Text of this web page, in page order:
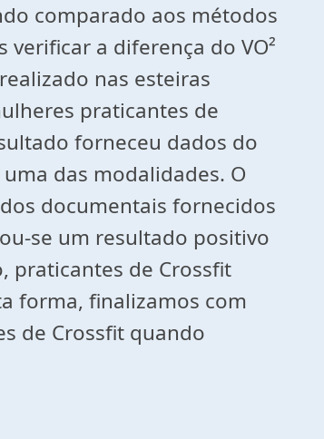
comparado aos métodos
a diferença do VO²
nas esteiras
praticantes de
forneceu dados do
das modalidades. O
documentais fornecidos
se um resultado positivo
praticantes de Crossfit
forma, finalizamos com
de Crossfit quando